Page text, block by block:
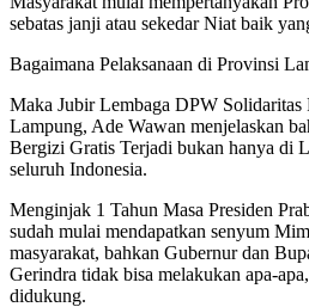
sebatas janji atau sekedar Niat baik
Bagaimana Pelaksanaan di Provinsi
Maka Jubir Lembaga DPW Solidaritas
Lampung, Ade Wawan menjelaskan
Bergizi Gratis Terjadi bukan hanya di
seluruh Indonesia.
Menginjak 1 Tahun Masa Presiden
sudah mulai mendapatkan senyum
masyarakat, bahkan Gubernur dan
Gerindra tidak bisa melakukan apa-
didukung.